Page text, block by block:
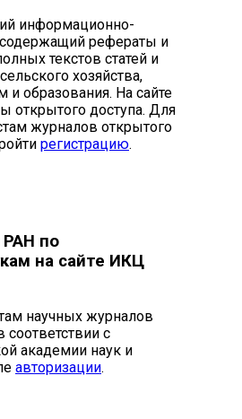
информационно-
содержащий рефераты и
текстов статей и
хозяйства,
образования. На сайте
открытого доступа. Для
журналов открытого
регистрацию.
по
на сайте ИКЦ
научных журналов
соответствии с
академии наук и
авторизации.